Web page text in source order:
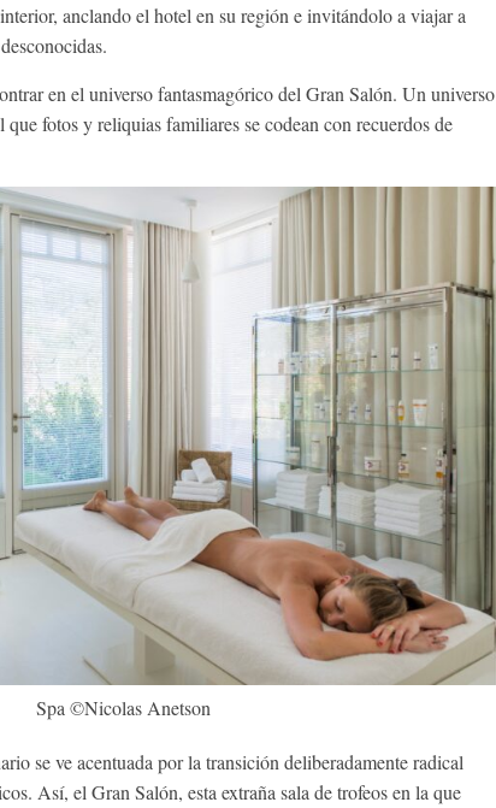
anclando el hotel en su región e invitándolo a viajar a
en el universo fantasmagórico del Gran Salón. Un universo
fotos y reliquias familiares se codean con recuerdos de
Spa ©Nicolas Anetson
se ve acentuada por la transición deliberadamente radical
Así, el Gran Salón, esta extraña sala de trofeos en la que